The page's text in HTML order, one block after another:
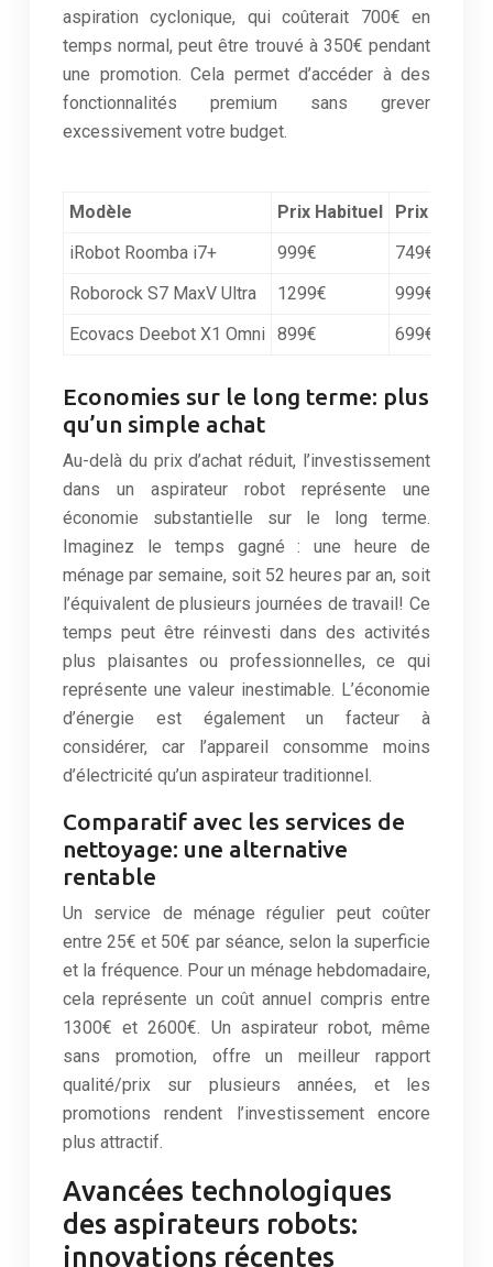
aspiration cyclonique, qui coûterait 700€ en
temps normal, peut être trouvé à 350€ pendant
une promotion. Cela permet d’accéder à des
fonctionnalités premium sans grever
excessivement votre budget.
Modèle Prix Habituel
Prix
iRobot Roomba i7+
999€
749€
Roborock S7 MaxV Ultra
1299€
999€
Ecovacs Deebot X1 Omni
899€ 699€
Economies sur le long terme: plus
qu’un simple achat
Au-delà du prix d’achat réduit, l’investissement
dans un aspirateur robot représente une
économie substantielle sur le long terme.
Imaginez le temps gagné : une heure de
ménage par semaine, soit 52 heures par an, soit
l’équivalent de plusieurs journées de travail! Ce
temps peut être réinvesti dans des activités
plus plaisantes ou professionnelles, ce qui
représente une valeur inestimable. L’économie
d’énergie est également un facteur à
considérer, car l’appareil consomme moins
d’électricité qu’un aspirateur traditionnel.
Comparatif avec les services de
nettoyage: une alternative
rentable
Un service de ménage régulier peut coûter
entre 25€ et 50€ par séance, selon la superficie
et la fréquence. Pour un ménage hebdomadaire,
cela représente un coût annuel compris entre
1300€ et 2600€. Un aspirateur robot, même
sans promotion, offre un meilleur rapport
qualité/prix sur plusieurs années, et les
promotions rendent l’investissement encore
plus attractif.
Avancées technologiques
des aspirateurs robots:
innovations récentes